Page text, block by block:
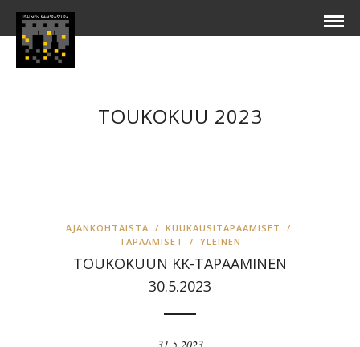
TOUKOKUU 2023
AJANKOHTAISTA / KUUKAUSITAPAAMISET
/
TAPAAMISET
/ YLEINEN
TOUKOKUUN KK-TAPAAMINEN
30.5.2023